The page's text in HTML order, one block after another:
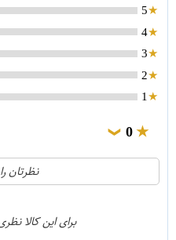
5
4
3
2
1
0
❯
نظرتان
برای این کالا